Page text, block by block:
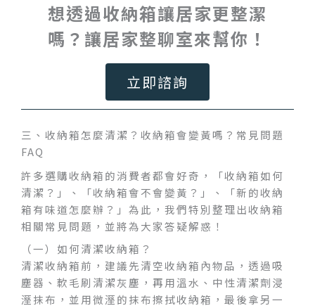
想透過收納箱讓居家更整潔
嗎？讓居家整聊室來幫你！
立即諮詢
三、收納箱怎麼清潔？收納箱會變黃嗎？常見問題
FAQ
許多選購收納箱的消費者都會好奇，「收納箱如何
清潔？」、「收納箱會不會變黃？」、「新的收納
箱有味道怎麼辦？」為此，我們特別整理出收納箱
相關常見問題，並將為大家答疑解惑！
（一）如何清潔收納箱？
清潔收納箱前，建議先清空收納箱內物品，透過吸
塵器、軟毛刷清潔灰塵，再用溫水、中性清潔劑浸
溼抹布，並用微溼的抹布擦拭收納箱，最後拿另一